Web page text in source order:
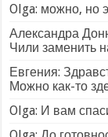
Olga: можно, но
Александра
Чили заменить
Евгения:
Можно как-то
Olga: И вам